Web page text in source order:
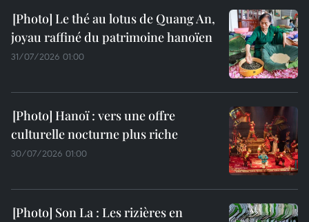
Le thé au lotus de Quang An,
joyau raffiné du patrimoine hanoïen
31/07/2026 01:00
Hanoï : vers une offre
culturelle nocturne plus riche
30/07/2026 01:00
Son La : Les rizières en